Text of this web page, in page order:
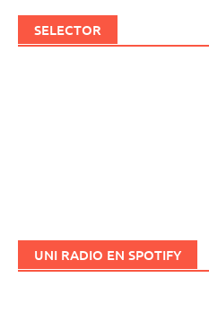
SELECTOR
UNI RADIO EN SPOTIFY